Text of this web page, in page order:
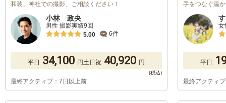
和装、神社での撮影、ご相談ください！
小林 政央
男性 撮影実績9回
5.00
6件
平日 34,100 円土日祝 40,920 円
最終アクティブ：7日以上前
手をつなぐ温
女
平日
最終アクティ